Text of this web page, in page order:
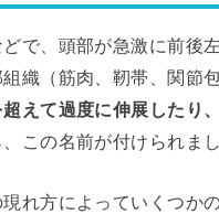
で、頭部が急激に前後
織（筋肉、靭帯、関節
えて過度に伸展したり
この名前が付けられまし
れ方によっていくつか